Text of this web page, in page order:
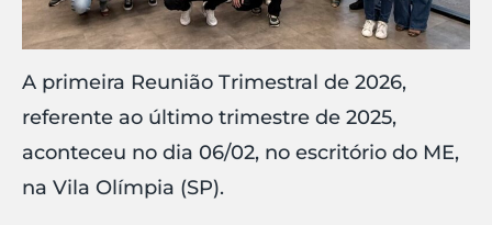
A primeira Reunião Trimestral de 2026,
referente ao último trimestre de 2025,
aconteceu no dia 06/02, no escritório do ME,
na Vila Olímpia (SP).